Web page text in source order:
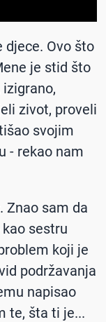
djece. Ovo što
je stid što
zivot, proveli
svojim
- rekao nam
Znao sam da
sestru
koji je
podržavanja
napisao
te, šta ti je...